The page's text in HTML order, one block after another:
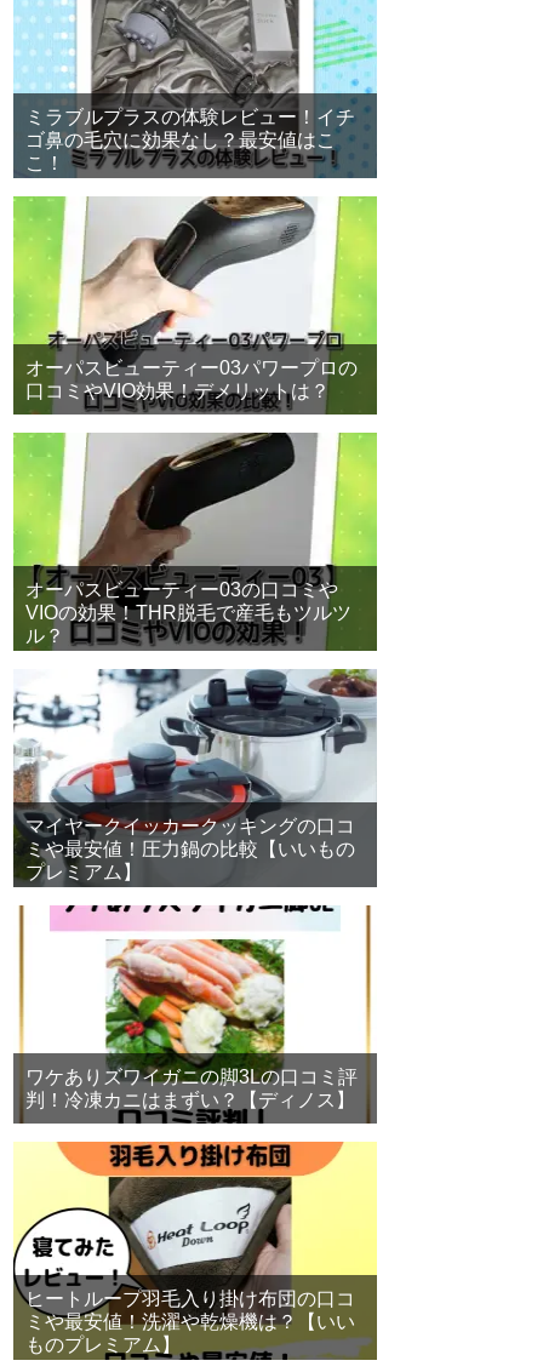
ミラブルプラスの体験レビュー！イチ
ゴ鼻の毛穴に効果なし？最安値はこ
こ！
オーパスビューティー03パワープロの
口コミやVIO効果！デメリットは？
オーパスビューティー03の口コミや
VIOの効果！THR脱毛で産毛もツルツ
ル？
マイヤークイッカークッキングの口コ
ミや最安値！圧力鍋の比較【いいもの
プレミアム】
ワケありズワイガニの脚3Lの口コミ評
判！冷凍カニはまずい？【ディノス】
ヒートループ羽毛入り掛け布団の口コ
ミや最安値！洗濯や乾燥機は？【いい
ものプレミアム】